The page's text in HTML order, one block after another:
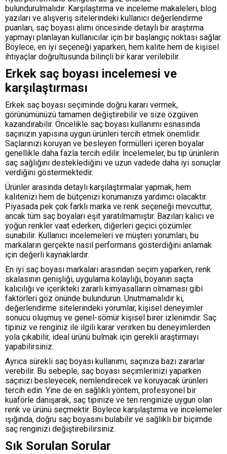
bulundurulmalıdır. Karşılaştırma ve inceleme makaleleri, blog
yazıları ve alışveriş sitelerindeki kullanıcı değerlendirme
puanları, saç boyası alımı öncesinde detaylı bir araştırma
yapmayı planlayan kullanıcılar için bir başlangıç noktası sağlar.
Böylece, en iyi seçeneği yaparken, hem kalite hem de kişisel
ihtiyaçlar doğrultusunda bilinçli bir karar verilebilir.
Erkek saç boyası incelemesi ve
karşılaştırması
Erkek saç boyası seçiminde doğru kararı vermek,
görünümünüzü tamamen değiştirebilir ve size özgüven
kazandırabilir. Öncelikle saç boyası kullanımı esnasında
saçınızın yapısına uygun ürünleri tercih etmek önemlidir.
Saçlarınızı koruyan ve besleyen formülleri içeren boyalar
genellikle daha fazla tercih edilir. İncelemeler, bu tip ürünlerin
saç sağlığını desteklediğini ve uzun vadede daha iyi sonuçlar
verdiğini göstermektedir.
Ürünler arasında detaylı karşılaştırmalar yapmak, hem
kalitenizi hem de bütçenizi korumanıza yardımcı olacaktır.
Piyasada pek çok farklı marka ve renk seçeneği mevcuttur,
ancak tüm saç boyaları eşit yaratılmamıştır. Bazıları kalıcı ve
yoğun renkler vaat ederken, diğerleri geçici çözümler
sunabilir. Kullanıcı incelemeleri ve müşteri yorumları, bu
markaların gerçekte nasıl performans gösterdiğini anlamak
için değerli kaynaklardır.
En iyi saç boyası markaları arasından seçim yaparken, renk
skalasının genişliği, uygulama kolaylığı, boyanın saçta
kalıcılığı ve içerikteki zararlı kimyasalların olmaması gibi
faktörleri göz önünde bulundurun. Unutmamalıdır ki,
değerlendirme sitelerindeki yorumlar, kişisel deneyimler
sonucu oluşmuş ve genel-sömür kişisel birer izlenimdir. Saç
tipiniz ve renginiz ile ilgili karar verirken bu deneyimlerden
yola çıkabilir, ideal ürünü bulmak için gerekli araştırmayı
yapabilirsiniz.
Ayrıca sürekli saç boyası kullanımı, saçınıza bazı zararlar
verebilir. Bu sebeple, saç boyası seçimlerinizi yaparken
saçınızı besleyecek, nemlendirecek ve koruyacak ürünleri
tercih edin. Yine de en sağlıklı yöntem, profesyonel bir
kuaförle danışarak, saç tipinize ve ten renginize uygun olan
renk ve ürünü seçmektir. Böylece karşılaştırma ve incelemeler
ışığında, doğru saç boyasını bulabilir ve sağlıklı bir biçimde
saç renginizi değiştirebilirsiniz.
Sık Sorulan Sorular